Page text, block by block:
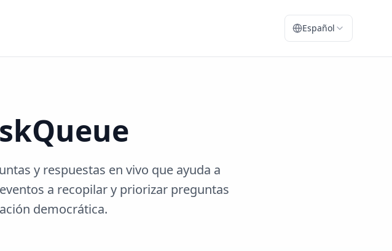
Español
y respuestas en vivo que ayuda a
a recopilar y priorizar preguntas
democrática.